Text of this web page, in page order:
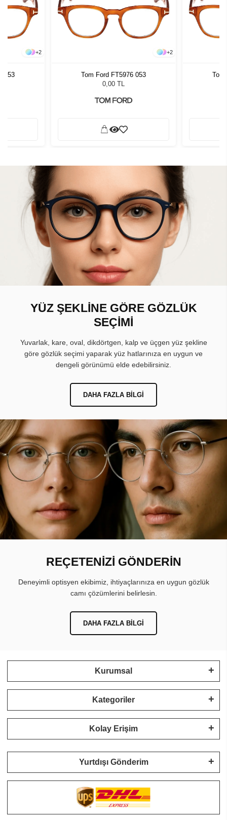
+2
053
+2
Tom Ford FT5976 053
0,00 TL
Tom
YÜZ ŞEKLİNE GÖRE GÖZLÜK
SEÇİMİ
Yuvarlak, kare, oval, dikdörtgen, kalp ve üçgen yüz şekline
göre gözlük seçimi yaparak yüz hatlarınıza en uygun ve
dengeli görünümü elde edebilirsiniz.
DAHA FAZLA BILGI
REÇETENİZİ GÖNDERİN
Deneyimli optisyen ekibimiz, ihtiyaçlarınıza en uygun gözlük
camı çözümlerini belirlesin.
DAHA FAZLA BILGI
Kurumsal
Kategoriler
Kolay Erişim
Yurtdışı Gönderim